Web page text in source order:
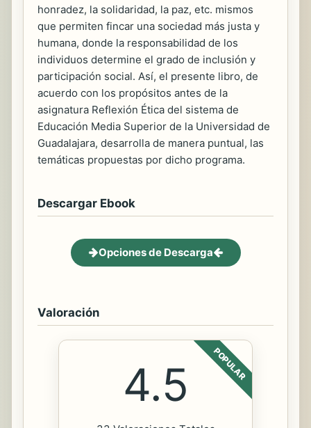
honradez, la solidaridad, la paz, etc. mismos
que permiten fincar una sociedad más justa y
humana, donde la responsabilidad de los
individuos determine el grado de inclusión y
participación social. Así, el presente libro, de
acuerdo con los propósitos antes de la
asignatura Reflexión Ética del sistema de
Educación Media Superior de la Universidad de
Guadalajara, desarrolla de manera puntual, las
temáticas propuestas por dicho programa.
Descargar Ebook
Opciones de Descarga
Valoración
POPULAR
4.5